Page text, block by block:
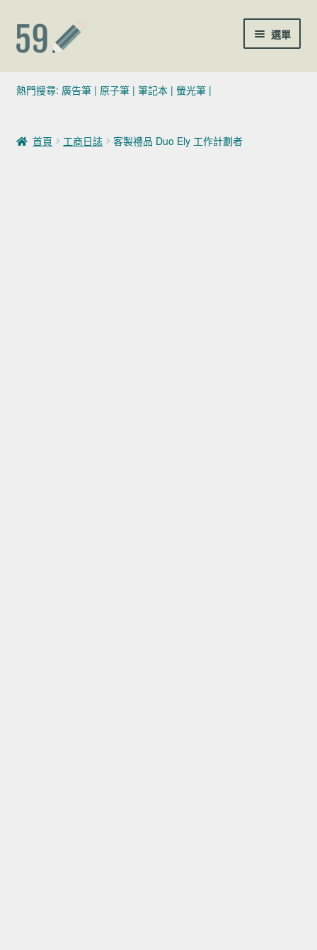
跳至導覽列
跳至主要內容 選單
(02)7729-4140
聯絡我們
熱門搜尋: 廣告筆| 原子筆| 筆記本| 螢光筆|
首頁 工商日誌 客製禮品 Duo Ely 工作計劃者